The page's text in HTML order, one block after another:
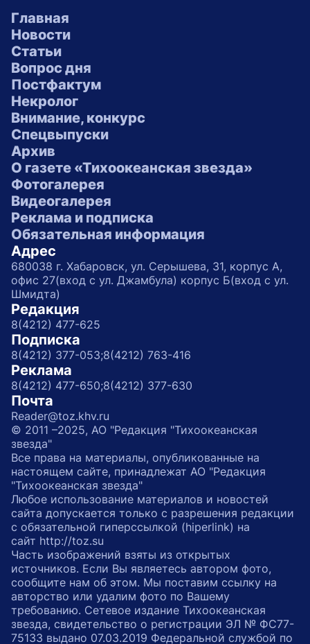
Главная
Новости
Статьи
Вопрос дня
Постфактум
Некролог
Внимание, конкурс
Спецвыпуски
Архив
О газете «Тихоокеанская звезда»
Фотогалерея
Видеогалерея
Реклама и подписка
Обязательная информация
Адрес
680038 г. Хабаровск, ул. Серышева, 31, корпус А,
офис 27(вход с ул. Джамбула) корпус Б(вход с ул.
Шмидта)
Редакция
8(4212) 477-625
Подписка
8(4212) 377-053;8(4212) 763-416
Реклама
8(4212) 477-650;8(4212) 377-630
Почта
Reader@toz.khv.ru
© 2011 –2025, АО "Редакция "Тихоокеанская
звезда"
Все права на материалы, опубликованные на
настоящем сайте, принадлежат АО "Редакция
"Тихоокеанская звезда"
Любое использование материалов и новостей
сайта допускается только с разрешения редакции
с обязательной гиперссылкой (hiperlink) на
сайт http://toz.su
Часть изображений взяты из открытых
источников. Если Вы являетесь автором фото,
сообщите нам об этом. Мы поставим ссылку на
авторство или удалим фото по Вашему
требованию. Сетевое издание Тихоокеанская
звезда, свидетельство о регистрации ЭЛ № ФС77-
75133 выдано 07.03.2019 Федеральной службой по